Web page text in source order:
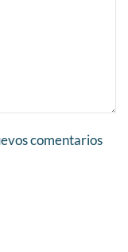
comentarios